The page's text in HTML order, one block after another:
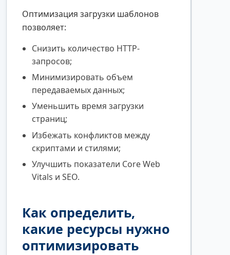
Оптимизация загрузки шаблонов
позволяет:
Снизить количество HTTP-
запросов;
Минимизировать объем
передаваемых данных;
Уменьшить время загрузки
страниц;
Избежать конфликтов между
скриптами и стилями;
Улучшить показатели Core Web
Vitals и SEO.
Как определить,
какие ресурсы нужно
оптимизировать